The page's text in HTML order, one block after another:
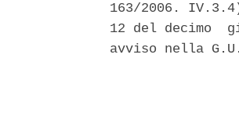
163/2006.
12 del decimo
avviso nella